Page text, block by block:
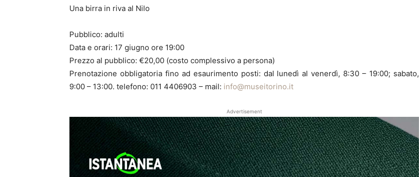
Una birra in riva al Nilo
Pubblico: adulti
Data e orari: 17 giugno ore 19:00
Prezzo al pubblico: €20,00 (costo complessivo a persona)
Prenotazione obbligatoria fino ad esaurimento posti: dal lunedì al venerdì, 8:30 – 19:00; sabato,
9:00 – 13:00. telefono: 011 4406903 – mail: info@museitorino.it
Advertisement